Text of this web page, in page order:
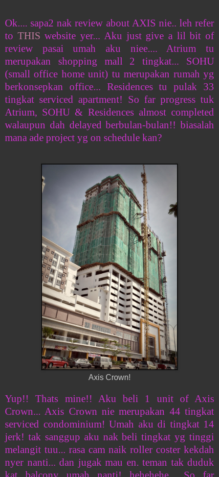
Ok.... sapa2 nak review about AXIS nie.. leh refer
to THISwebsite yer... Aku just give a lil bit of
review pasai umah aku niee.... Atrium tu
merupakan shopping mall 2 tingkat... SOHU
(small office home unit) tu merupakan rumah yg
berkonsepkan office... Residences tu pulak 33
tingkat serviced apartment! So far progress tuk
Atrium, SOHU & Residences almost completed
walaupun dah delayed berbulan-bulan!! biasalah
mana ade project yg on schedule kan?
Axis Crown!
Yup!! Thats mine!! Aku beli 1 unit of Axis
Crown... Axis Crown nie merupakan 44 tingkat
serviced condominium! Umah aku di tingkat 14
jerk! tak sanggup aku nak beli tingkat yg tinggi
melangit tuu... rasa cam naik roller coster kekdah
nyer nanti... dan jugak mau en. teman tak duduk